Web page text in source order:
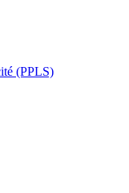
(PPLS)